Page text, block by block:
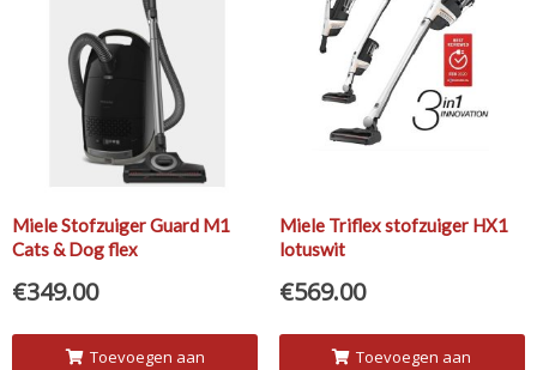
Miele Stofzuiger Guard M1
Cats & Dog flex
€349.00
Toevoegen aan
Miele Triflex stofzuiger HX1
lotuswit
€569.00
Toevoegen aan